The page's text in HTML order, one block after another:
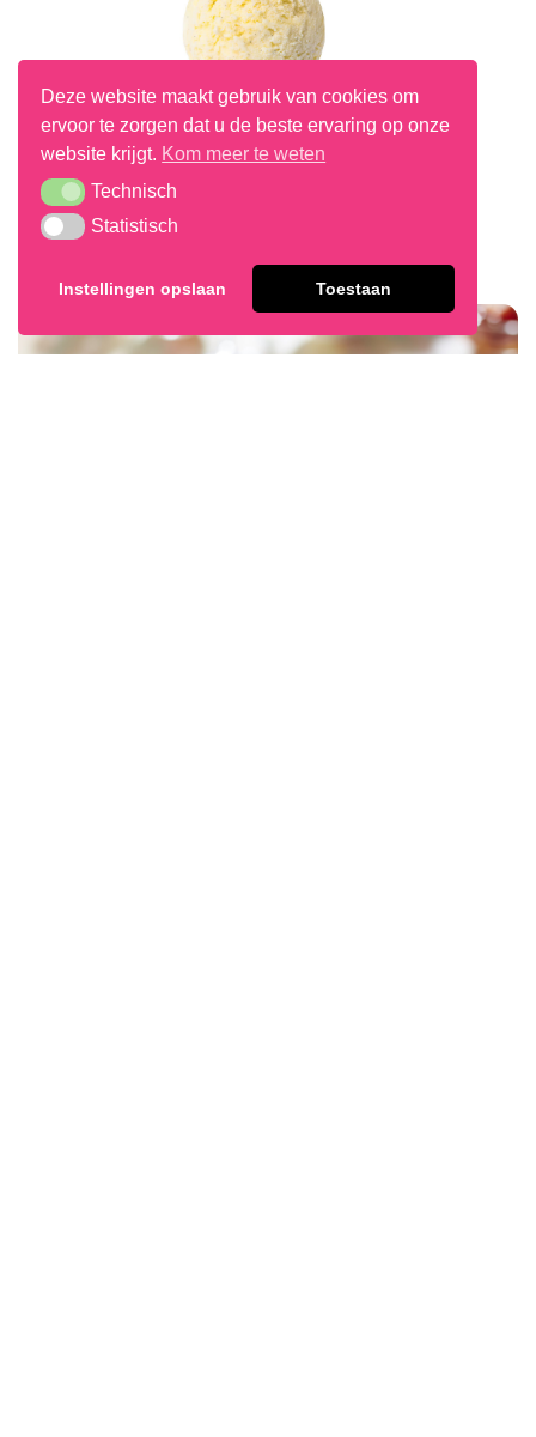
Vanille Patissier Ijs
Deze website maakt gebruik van cookies om
ervoor te zorgen dat u de beste ervaring op onze
website krijgt. Kom meer te weten
TechnischTechnisch
StatistischStatistisch
Instellingen opslaan Toestaan